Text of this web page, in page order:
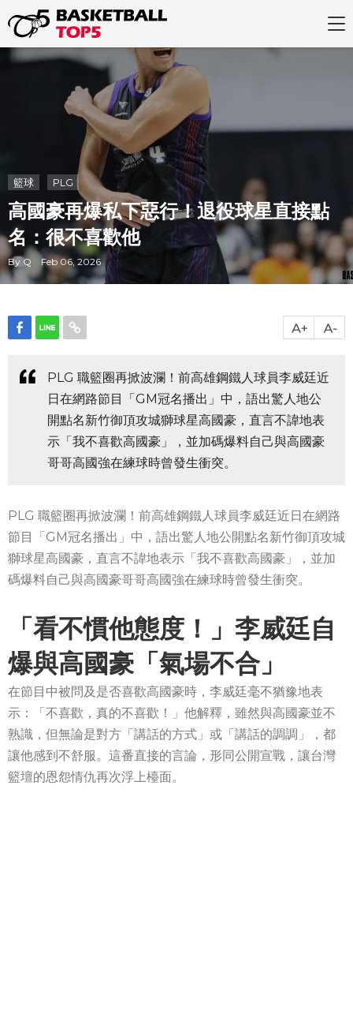
籃球 PLG
高國豪再爆私下惡行！退役球星直接點
名：很不喜歡他
By Q Feb 06, 2026
PLG 職籃圈再掀波瀾！前高雄鋼鐵人球員李威廷近
日在網路節目「GM冠名播出」中，語出驚人地公
開點名新竹御頂攻城獅球星高國豪，直言不諱地表
示「我不喜歡高國豪」，並加碼爆料自己與高國豪
哥哥高國強在練球時曾發生衝突。
PLG 職籃圈再掀波瀾！前高雄鋼鐵人球員李威廷近日在網路
節目「GM冠名播出」中，語出驚人地公開點名新竹御頂攻城
獅球星高國豪，直言不諱地表示「我不喜歡高國豪」，並加
碼爆料自己與高國豪哥哥高國強在練球時曾發生衝突。
「看不慣他態度！」李威廷自
爆與高國豪「氣場不合」
在節目中被問及是否喜歡高國豪時，李威廷毫不猶豫地表
示：「不喜歡，真的不喜歡！」他解釋，雖然與高國豪並不
熟識，但無論是對方「講話的方式」或「講話的調調」，都
讓他感到不舒服。這番直接的言論，形同公開宣戰，讓台灣
籃壇的恩怨情仇再次浮上檯面。